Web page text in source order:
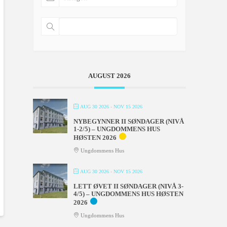
AUGUST 2026
AUG 30 2026 - NOV 15 2026
NYBEGYNNER II SØNDAGER (NIVÅ
1-2/5) – UNGDOMMENS HUS
HØSTEN 2026
Ungdommens Hus
AUG 30 2026 - NOV 15 2026
LETT ØVET II SØNDAGER (NIVÅ 3-
4/5) – UNGDOMMENS HUS HØSTEN
2026
Ungdommens Hus